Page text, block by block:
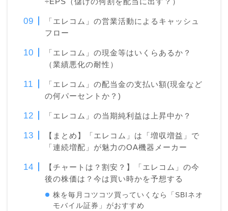
「エレコム」の営業活動によるキャッシュ
フロー
「エレコム」の現金等はいくらあるか？
（業績悪化の耐性）
「エレコム」の配当金の支払い額(現金など
の何パーセントか？)
「エレコム」の当期純利益は上昇中か？
【まとめ】「エレコム」は「増収増益」で
「連続増配」が魅力のOA機器メーカー
【チャートは？割安？】「エレコム」の今
後の株価は？今は買い時かを予想する
株を毎月コツコツ買っていくなら「SBIネオ
モバイル証券」がおすすめ